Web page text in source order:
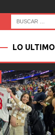
LO ULTIMO
NOTICIAS